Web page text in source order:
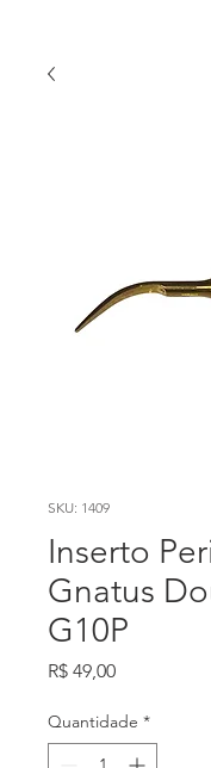
SKU: 1409
Inserto
Gnatus
G10P
R$ 49,00Preço
Quantidade *